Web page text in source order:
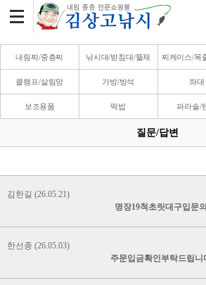
내림찌/중층찌 낚시대/받침대/뜰채 찌케이스/목
클램프/살림망 가방/방석 좌대
보조용품 떡밥 파라솔/
질문/답변
김한길 (26.05.21)
명장19척초릿대구입문의
한선종 (26.05.03)
주문입금확인부탁드립니